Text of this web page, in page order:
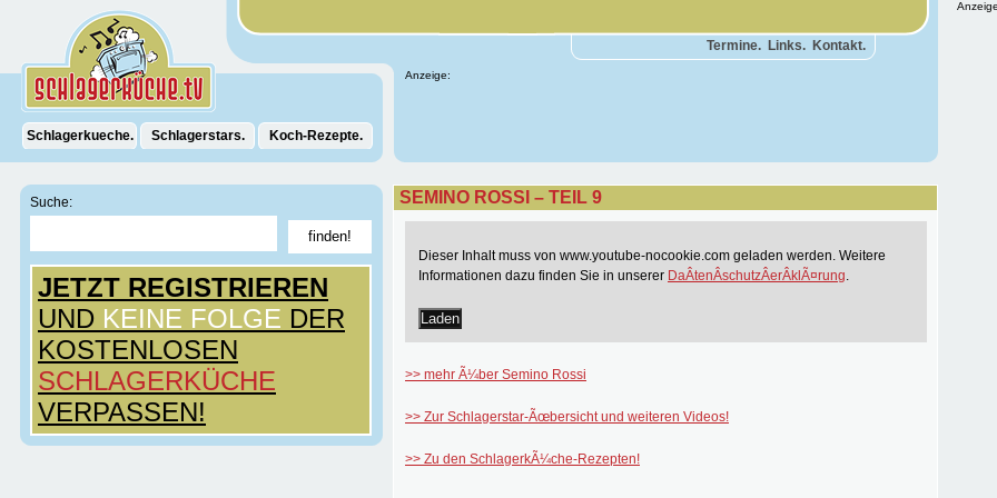
Termine. Links. Kontakt.
Anzeige:
Schlagerkueche. Schlagerstars. Koch-Rezepte.
Suche:
JETZT REGISTRIEREN
UND KEINE FOLGE DER
KOSTENLOSEN
SCHLAGERKÜCHE
VERPASSEN!
SEMINO ROSSI – TEIL 9
Dieser Inhalt muss von www.youtube-nocookie.com geladen werden. Weitere
Informationen dazu finden Sie in unserer DaÂ­tenÂ­schutzÂ­erÂ­klÃ¤rung.
Laden
>> mehr Ã¼ber Semino Rossi
>> Zur Schlagerstar-Ãœbersicht und weiteren Videos!
>> Zu den SchlagerkÃ¼che-Rezepten!